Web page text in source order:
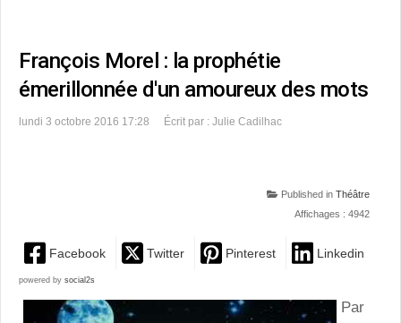
François Morel : la prophétie
émerillonnée d'un amoureux des mots
lundi 3 octobre 2016 17:28 Écrit par : Julie Cadilhac
Published in Théâtre
Affichages : 4942
Facebook Twitter Pinterest Linkedin
powered by social2s
Par